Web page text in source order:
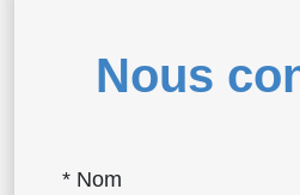
Nous
* Nom